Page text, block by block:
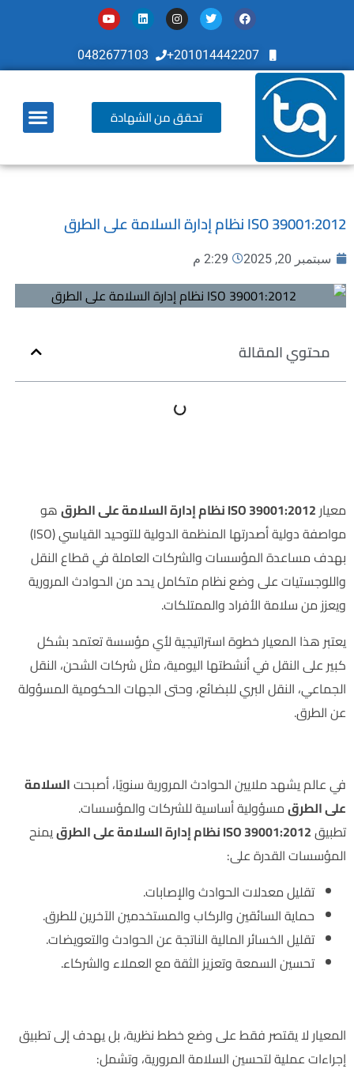
201014442207+
0482677103
تحقق من الشهادة
ISO 39001:2012 نظام إدارة السلامة على الطرق
سبتمبر 20, 2025 2:29 م
محتوي المقالة
معيار ISO 39001:2012 نظام إدارة السلامة على الطرق
هو
مواصفة دولية أصدرتها المنظمة الدولية للتوحيد القياسي (ISO)
بهدف مساعدة المؤسسات والشركات العاملة في قطاع النقل
واللوجستيات على وضع نظام متكامل يحد من الحوادث المرورية
ويعزز من سلامة الأفراد والممتلكات.
يعتبر هذا المعيار خطوة استراتيجية لأي مؤسسة تعتمد بشكل
كبير على النقل في أنشطتها اليومية، مثل شركات الشحن، النقل
الجماعي، النقل البري للبضائع، وحتى الجهات الحكومية المسؤولة
عن الطرق.
في عالم يشهد ملايين الحوادث المرورية سنويًا، أصبحتالسلامة
على الطرقمسؤولية أساسية للشركات والمؤسسات.
تطبيقISO 39001:2012 نظام إدارة السلامة على الطرق
يمنح
المؤسسات القدرة على:
تقليل معدلات الحوادث والإصابات.
حماية السائقين والركاب والمستخدمين الآخرين للطرق.
تقليل الخسائر المالية الناتجة عن الحوادث والتعويضات.
تحسين السمعة وتعزيز الثقة مع العملاء والشركاء.
المعيار لا يقتصر فقط على وضع خطط نظرية، بل يهدف إلى تطبيق
إجراءات عملية لتحسين السلامة المرورية، وتشمل: